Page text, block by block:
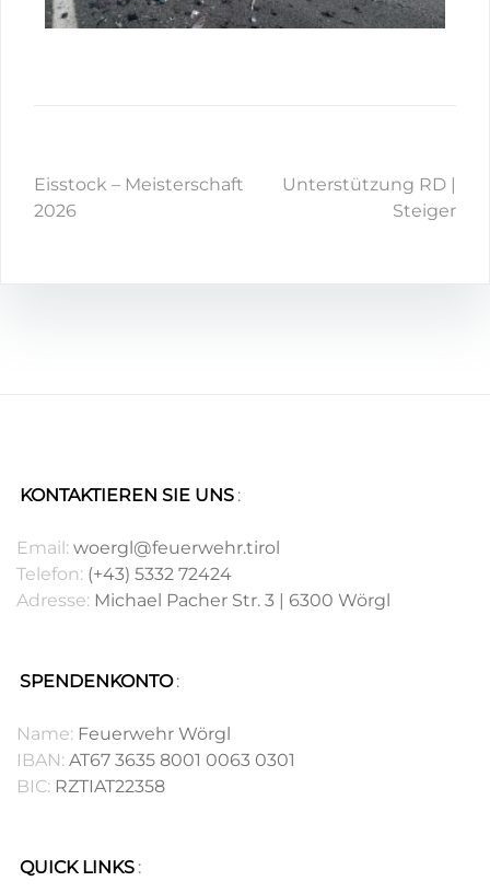
Eisstock – Meisterschaft
2026
Unterstützung RD |
Steiger
KONTAKTIEREN SIE UNS :
Email: woergl@feuerwehr.tirol
Telefon: (+43) 5332 72424
Adresse: Michael Pacher Str. 3 | 6300 Wörgl
SPENDENKONTO :
Name: Feuerwehr Wörgl
IBAN: AT67 3635 8001 0063 0301
BIC: RZTIAT22358
QUICK LINKS :